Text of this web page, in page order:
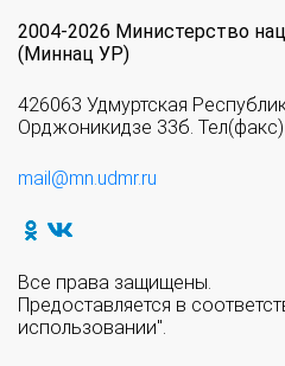
2004-2026 Министерство
(Миннац УР)
426063 Удмуртская
Орджоникидзе 33б.
mail@mn.udmr.ru
Все права защищены.
Предоставляется в
использовании".